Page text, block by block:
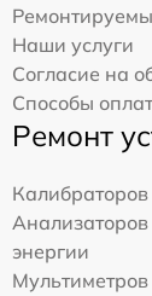
Наши услуги
Согласие на
Способы
Ремонт
Калибраторов
Анализаторов
энергии
Мультиметров